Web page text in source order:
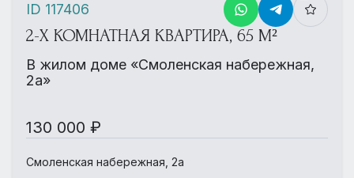
2-Х КОМНАТНАЯ КВАРТИРА, 65 М²
В жилом доме «Смоленская набережная,
2а»
130 000 ₽
Смоленская набережная, 2а
ID 117406